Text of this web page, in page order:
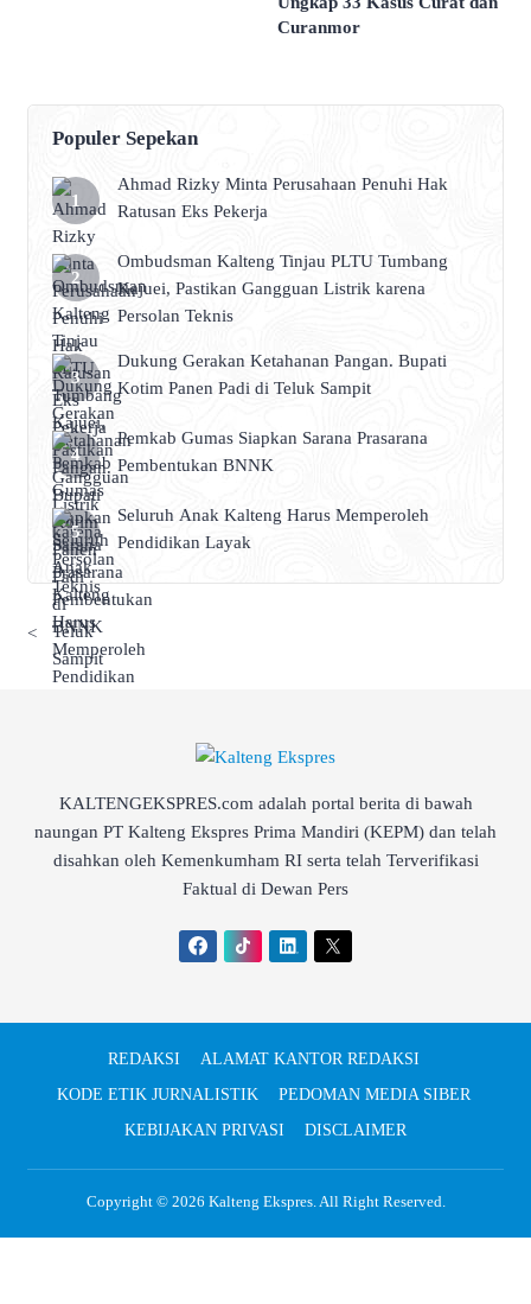
Curanmor
Populer Sepekan
Ahmad Rizky Minta Perusahaan Penuhi Hak
Ratusan Eks Pekerja
Ombudsman Kalteng Tinjau PLTU Tumbang
Kajuei, Pastikan Gangguan Listrik karena
Persolan Teknis
Dukung Gerakan Ketahanan Pangan. Bupati
Kotim Panen Padi di Teluk Sampit
Pemkab Gumas Siapkan Sarana Prasarana
Pembentukan BNNK
Seluruh Anak Kalteng Harus Memperoleh
Pendidikan Layak
<
KALTENGEKSPRES.com adalah portal berita di bawah
naungan PT Kalteng Ekspres Prima Mandiri (KEPM) dan telah
disahkan oleh Kemenkumham RI serta telah Terverifikasi
Faktual di Dewan Pers
REDAKSI
ALAMAT KANTOR REDAKSI
KODE ETIK JURNALISTIK
PEDOMAN MEDIA SIBER
KEBIJAKAN PRIVASI
DISCLAIMER
Copyright © 2026 Kalteng Ekspres. All Right Reserved.